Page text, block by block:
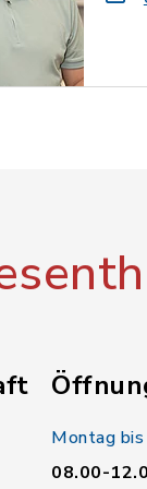
Montag
08.00-